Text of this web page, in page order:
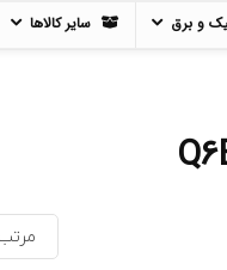
و برق سایر کالاها